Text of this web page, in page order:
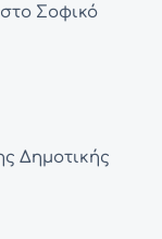
Σοφικό
Δημοτικής